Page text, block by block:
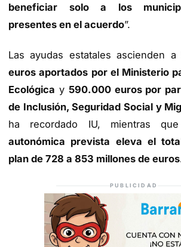
beneficiar solo a los
presentes en el acuerdo”.
Las ayudas estatales ascienden a
euros aportados por el Ministerio
Ecológica y 590.000 euros por
de Inclusión, Seguridad Social y
ha recordado IU, mientras
autonómica prevista eleva el
plan de 728 a 853 millones de euros
PUBLICIDAD